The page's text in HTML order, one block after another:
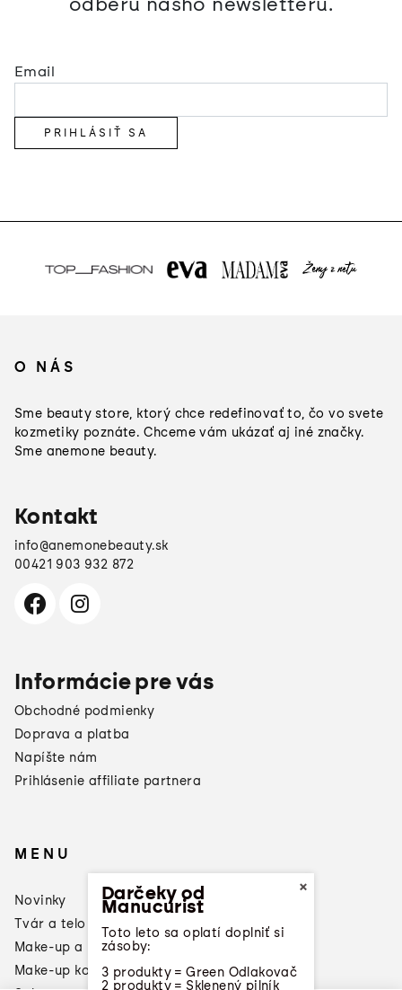
Email
PRIHLÁSIŤ SA
O NÁS
Sme beauty store, ktorý chce redefinovať to, čo vo svete
kozmetiky poznáte. Chceme vám ukázať aj iné značky.
Sme anemone beauty.
Kontakt
info@anemonebeauty.sk
00421 903 932 872
Informácie pre vás
Obchodné podmienky
Doprava a platba
Napíšte nám
Prihlásenie affiliate partnera
MENU
Novinky
Tvár a telo
Make-up a laky na nechty
Make-up konzultácia
×
Darčeky od
Manucurist
Toto leto sa oplatí doplniť si
zásoby:
3 produkty = Green Odlakovač
2 produkty = Sklenený pilník